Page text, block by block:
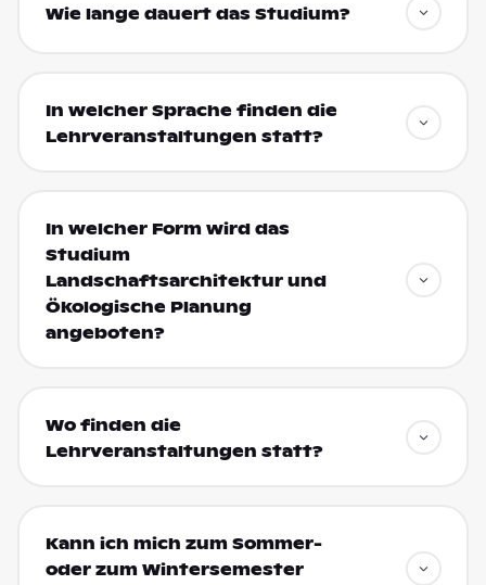
Wie lange dauert das Studium?
In welcher Sprache finden die
Lehrveranstaltungen statt?
In welcher Form wird das
Studium
Landschaftsarchitektur und
Ökologische Planung
angeboten?
Wo finden die
Lehrveranstaltungen statt?
Kann ich mich zum Sommer-
oder zum Wintersemester